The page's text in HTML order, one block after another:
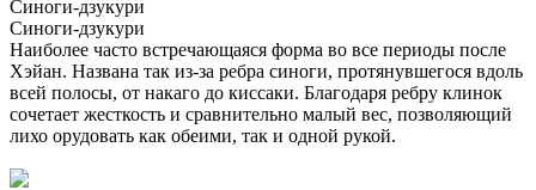
Синоги-дзукури
Синоги-дзукури
Наиболее часто встречающаяся форма во все периоды после
Хэйан. Названа так из-за ребра синоги, протянувшегося вдоль
всей полосы, от накаго до киссаки. Благодаря ребру клинок
сочетает жесткость и сравнительно малый вес, позволяющий
лихо орудовать как обеими, так и одной рукой.